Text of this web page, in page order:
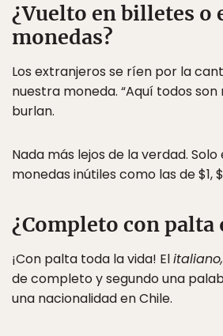
¿Vuelto en billetes o
monedas?
Los extranjeros se ríen por la
nuestra moneda. “Aquí todos son
burlan.
Nada más lejos de la verdad.
monedas inútiles como las de $1,
¿Completo con palta
¡Con palta toda la vida! Elitaliano,
de completo y segundo una
una nacionalidad en Chile.